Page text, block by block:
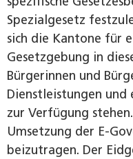
Spezialgesetz
sich die Kantone für
Gesetzgebung in
Bürgerinnen und
Dienstleistungen
zur Verfügung
Umsetzung der E-
beizutragen. Der